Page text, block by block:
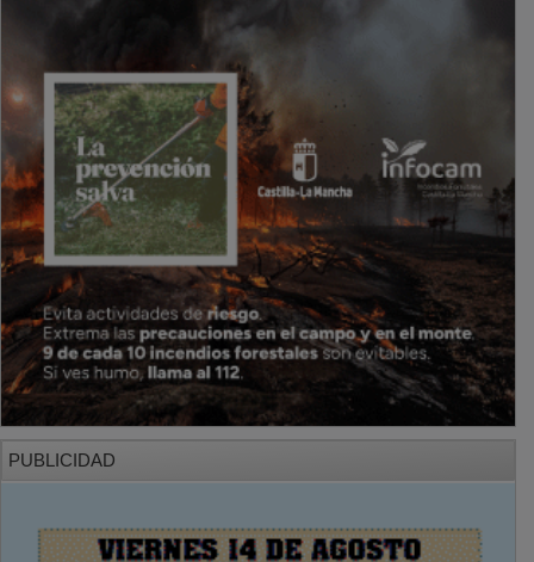
PUBLICIDAD